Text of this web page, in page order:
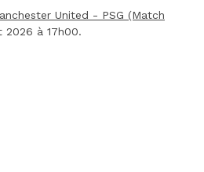
United - PSG (Match
2026 à 17h00.